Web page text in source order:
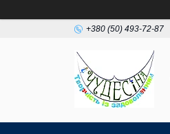
+380 (50) 493-72-87